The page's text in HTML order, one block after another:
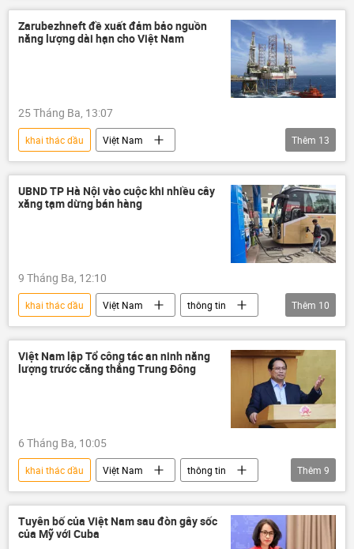
nhà máy lọc dầu Dung Quất
nhà máy lọc dầu
lọc dầu
Zarubezhneft đề xuất đảm bảo nguồn
năng lượng dài hạn cho Việt Nam
25 Tháng Ba, 13:07
khai thác dầu
Việt Nam
Tập đoàn Dầu khí Quốc gia Việt Nam
Đảng Cộng sản Việt Nam
Phạm Minh Chính
doanh nghiệp
Hợp tác Nga-Việt
Thêm 13
UBND TP Hà Nội vào cuộc khi nhiều cây
xăng tạm dừng bán hàng
9 Tháng Ba, 12:10
khai thác dầu Việt Nam
thông tin
dầu mỏ
dầu khí
giá dầu
nhà máy lọc dầu Dung Quất
nhà máy lọc dầu
xăng
Thêm 10
Việt Nam lập Tổ công tác an ninh năng
lượng trước căng thẳng Trung Đông
6 Tháng Ba, 10:05
khai thác dầu Việt Nam
thông tin
Chính phủ
năng lượng
dầu mỏ
dầu khí
giá dầu
dầu thô
nhà máy lọc dầu
Thêm 9
Tuyên bố của Việt Nam sau đòn gây sốc
của Mỹ với Cuba